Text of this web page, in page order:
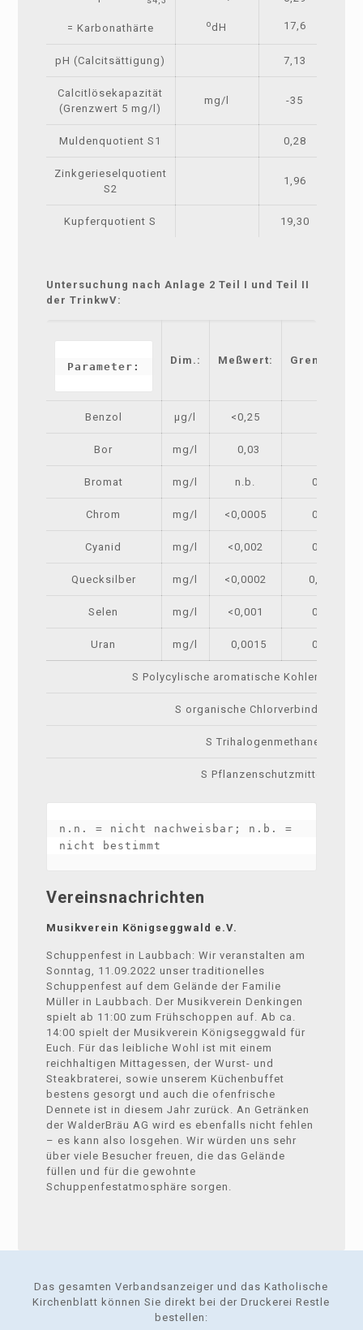
= Karbonathärte odH 17,6
pH (Calcitsättigung) 7,13
Calcitlösekapazität
(Grenzwert 5 mg/l)
mg/l -35
Muldenquotient S1 0,28
Zinkgerieselquotient
S2
1,96
Kupferquotient S 19,30
Untersuchung nach Anlage 2 Teil I und Teil II
der TrinkwV:
Parameter:
Dim.: Meßwert: Grenzwert:
Benzol µg/l <0,25
Bor mg/l 0,03
Bromat mg/l n.b. 0,01
Chrom mg/l <0,0005 0,05
Cyanid mg/l <0,002 0,05
Quecksilber mg/l <0,0002 0,001
Selen mg/l <0,001 0,01
Uran mg/l 0,0015 0,01
S Polycylische aromatische
S organische Chlorverbindungen
S Trihalogenmethane
S Pflanzenschutzmittel
n.n. = nicht nachweisbar; n.b. =
nicht bestimmt
Vereinsnachrichten
Musikverein Königseggwald e.V.
Schuppenfest in Laubbach: Wir veranstalten am
Sonntag, 11.09.2022 unser traditionelles
Schuppenfest auf dem Gelände der Familie
Müller in Laubbach. Der Musikverein Denkingen
spielt ab 11:00 zum Frühschoppen auf. Ab ca.
14:00 spielt der Musikverein Königseggwald für
Euch. Für das leibliche Wohl ist mit einem
reichhaltigen Mittagessen, der Wurst- und
Steakbraterei, sowie unserem Küchenbuffet
bestens gesorgt und auch die ofenfrische
Dennete ist in diesem Jahr zurück. An Getränken
der WalderBräu AG wird es ebenfalls nicht fehlen
– es kann also losgehen. Wir würden uns sehr
über viele Besucher freuen, die das Gelände
füllen und für die gewohnte
Schuppenfestatmosphäre sorgen.
Das gesamten Verbandsanzeiger und das Katholische
Kirchenblatt können Sie direkt bei der Druckerei Restle
bestellen: